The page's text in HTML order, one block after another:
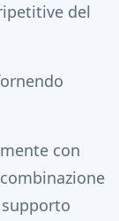
del
con